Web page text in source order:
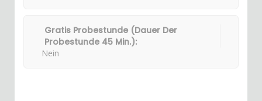
Gratis Probestunde (Dauer Der
Probestunde 45 Min.):
Nein